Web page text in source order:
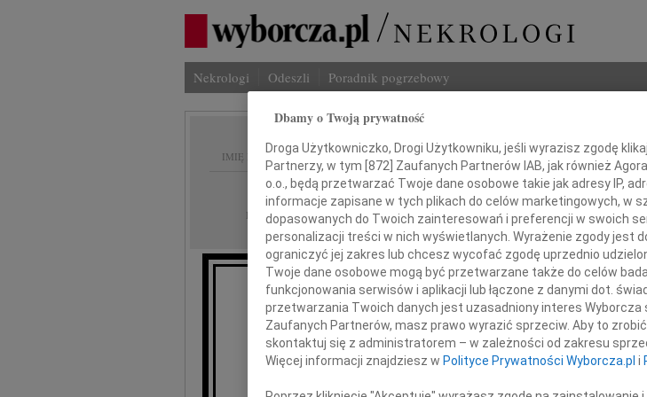
Nekrologi Odeszli Poradnik pogrzebowy
IMIĘ I NAZWISKO:
REGION: Gdańsk
DATA EMISJI: 23.08.2011
Koledze adwokatowi
Krzysztofowi Pawlakowi
Dbamy o Twoją prywatność
Droga Użytkowniczko, Drogi Użytkowniku, jeśli wyrazisz zgodę
Partnerzy, w tym [872] Zaufanych Partnerów IAB, jak również
o.o., będą przetwarzać Twoje dane osobowe takie jak adresy IP,
informacje zapisane w tych plikach do celów marketingowych, w
dopasowanych do Twoich zainteresowań i preferencji w swoich
personalizacji treści w nich wyświetlanych. Wyrażenie zgody jest
ograniczyć jej zakres lub chcesz wycofać zgodę uprzednio
Twoje dane osobowe mogą być przetwarzane także do celów
funkcjonowania serwisów i aplikacji lub łączone z danymi dot.
przetwarzania Twoich danych jest uzasadniony interes Wyborcza
Zaufanych Partnerów, masz prawo wyrazić sprzeciw. Aby to
skontaktuj się z administratorem – w zależności od zakresu
Więcej informacji znajdziesz w Polityce Prywatności Wyborcza.pl i